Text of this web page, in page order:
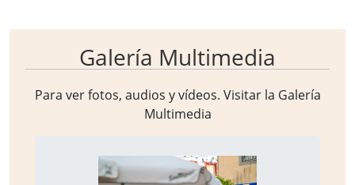
Galería Multimedia
Para ver fotos, audios y vídeos. Visitar la Galería
Multimedia